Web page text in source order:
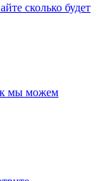
сколько будет
мы можем